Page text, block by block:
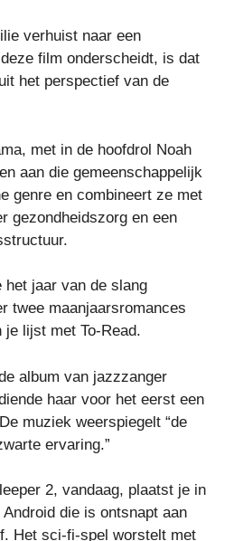
verhuist naar een
film onderscheidt, is dat
het perspectief van de
met in de hoofdrol Noah
aan die gemeenschappelijk
genre en combineert ze met
gezondheidszorg en een
het jaar van de slang
twee maanjaarsromances
je lijst met To-Read.
album van jazzzanger
haar voor het eerst een
muziek weerspiegelt “de
ervaring.”
2, vandaag, plaatst je in
die is ontsnapt aan
Het sci-fi-spel worstelt met